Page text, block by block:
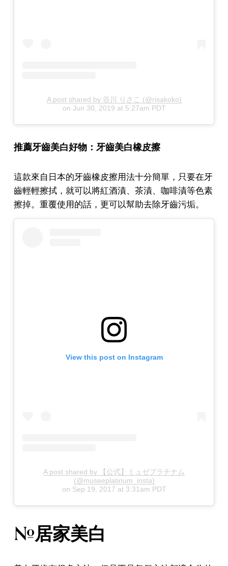
A post shared by 谷川 りさこ (@risakoko)
on Jun 30, 2019 at 5:27am PDT
推薦牙齒美白好物：牙齒美白橡皮擦
這款來自日本的牙齒橡皮擦用法十分簡單，只要在牙
齒輕輕擦拭，就可以將紅酒漬、茶漬、咖啡漬等色素
擦掉。重覆使用的話，更可以幫助去除牙齒污垢。
View this post on Instagram
A post shared by 【公式】ミュゼプラチナム
(@museeplatinum_insta)
on Sep 19, 2017 at 3:31am PDT
#居家美白